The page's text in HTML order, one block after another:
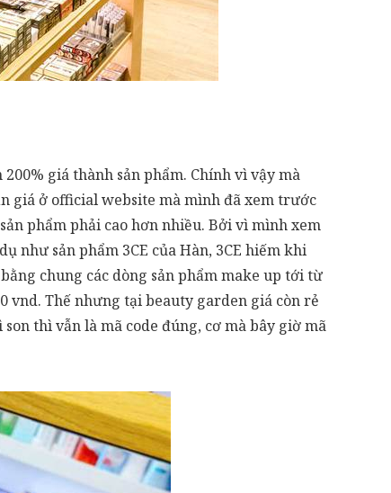
giá thành sản phẩm. Chính vì vậy mà
giá ở official website mà mình đã xem trước
phẩm phải cao hơn nhiều. Bởi vì mình xem
như sản phẩm 3CE của Hàn, 3CE hiếm khi
chung các dòng sản phẩm make up tới từ
vnd. Thế nhưng tại beauty garden giá còn rẻ
thì vẫn là mã code đúng, cơ mà bây giờ mã